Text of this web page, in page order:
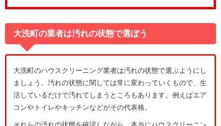
大洗町の業者は汚れの状態で選ぼう
大洗町のハウスクリーニング業者は汚れの状態で選ぶようにし
ましょう。汚れの状態に関しては常に変わっていくもので、生
活しているだけで汚れてしまうところもあります。例えばエア
コンやトイレやキッチンなどがその代表格。